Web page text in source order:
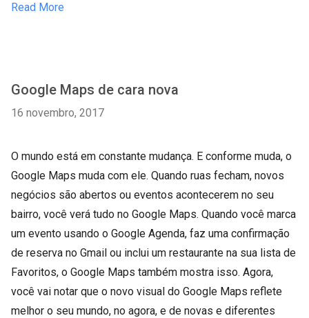
Read More
Google Maps de cara nova
16 novembro, 2017
O mundo está em constante mudança. E conforme muda, o
Google Maps muda com ele. Quando ruas fecham, novos
negócios são abertos ou eventos acontecerem no seu
bairro, você verá tudo no Google Maps. Quando você marca
um evento usando o Google Agenda, faz uma confirmação
de reserva no Gmail ou inclui um restaurante na sua lista de
Favoritos, o Google Maps também mostra isso. Agora,
você vai notar que o novo visual do Google Maps reflete
melhor o seu mundo, no agora, e de novas e diferentes